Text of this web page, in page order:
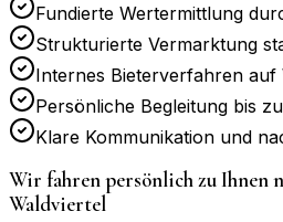
Fundierte Wertermittlung
Strukturierte Vermarktung
Internes Bieterverfahren auf
Persönliche Begleitung bis
Klare Kommunikation und
Wir fahren persönlich zu Ihnen
Waldviertel